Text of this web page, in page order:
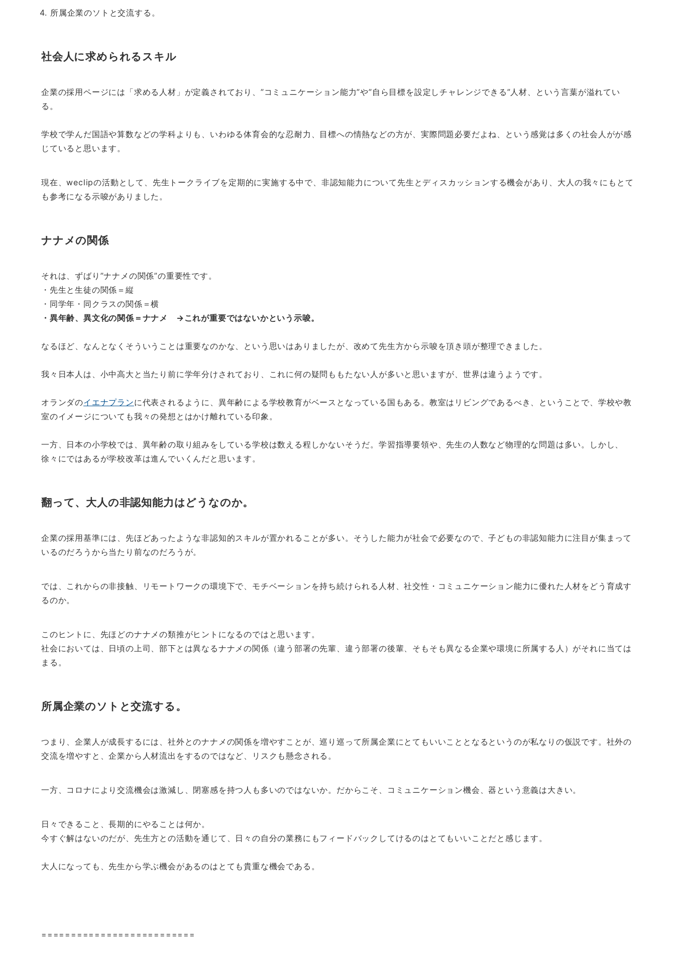
所属企業のソトと交流する。
社会人に求められるスキル
企業の採用ページには「求める人材」が定義されており、”コミュニケーション能力”や”自ら目標を設定しチャレンジできる”人材、という言葉が溢れてい
る。
学校で学んだ国語や算数などの学科よりも、いわゆる体育会的な忍耐力、目標への情熱などの方が、実際問題必要だよね、という感覚は多くの社会人がが感
じていると思います。
現在、weclipの活動として、先生トークライブを定期的に実施する中で、非認知能力について先生とディスカッションする機会があり、大人の我々にもとて
も参考になる示唆がありました。
ナナメの関係
それは、ずばり”ナナメの関係”の重要性です。
・先生と生徒の関係＝縦
・同学年・同クラスの関係＝横
・異年齢、異文化の関係＝ナナメ →これが重要ではないかという示唆。
なるほど、なんとなくそういうことは重要なのかな、という思いはありましたが、改めて先生方から示唆を頂き頭が整理できました。
我々日本人は、小中高大と当たり前に学年分けされており、これに何の疑問ももたない人が多いと思いますが、世界は違うようです。
オランダのイエナプランに代表されるように、異年齢による学校教育がベースとなっている国もある。教室はリビングであるべき、ということで、学校や教
室のイメージについても我々の発想とはかけ離れている印象。
一方、日本の小学校では、異年齢の取り組みをしている学校は数える程しかないそうだ。学習指導要領や、先生の人数など物理的な問題は多い。しかし、
徐々にではあるが学校改革は進んでいくんだと思います。
翻って、大人の非認知能力はどうなのか。
企業の採用基準には、先ほどあったような非認知的スキルが置かれることが多い。そうした能力が社会で必要なので、子どもの非認知能力に注目が集まって
いるのだろうから当たり前なのだろうが。
では、これからの非接触、リモートワークの環境下で、モチベーションを持ち続けられる人材、社交性・コミュニケーション能力に優れた人材をどう育成す
るのか。
このヒントに、先ほどのナナメの類推がヒントになるのではと思います。
社会においては、日頃の上司、部下とは異なるナナメの関係（違う部署の先輩、違う部署の後輩、そもそも異なる企業や環境に所属する人）がそれに当ては
まる。
所属企業のソトと交流する。
つまり、企業人が成長するには、社外とのナナメの関係を増やすことが、巡り巡って所属企業にとてもいいこととなるというのが私なりの仮説です。社外の
交流を増やすと、企業から人材流出をするのではなど、リスクも懸念される。
一方、コロナにより交流機会は激減し、閉塞感を持つ人も多いのではないか。だからこそ、コミュニケーション機会、器という意義は大きい。
日々できること、長期的にやることは何か。
今すぐ解はないのだが、先生方との活動を通じて、日々の自分の業務にもフィードバックしてけるのはとてもいいことだと感じます。
大人になっても、先生から学ぶ機会があるのはとても貴重な機会である。
==========================